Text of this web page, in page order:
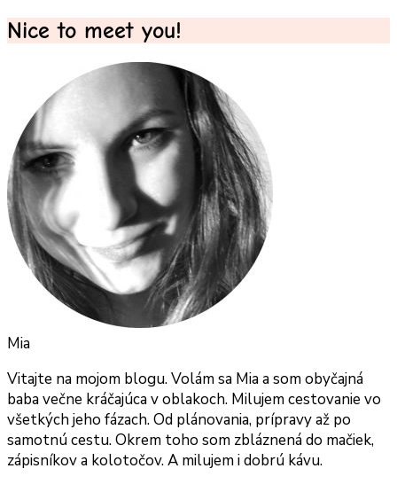
Nice to meet you!
Mia
Vitajte na mojom blogu. Volám sa Mia a som obyčajná
baba večne kráčajúca v oblakoch. Milujem cestovanie vo
všetkých jeho fázach. Od plánovania, prípravy až po
samotnú cestu. Okrem toho som zbláznená do mačiek,
zápisníkov a kolotočov. A milujem i dobrú kávu.